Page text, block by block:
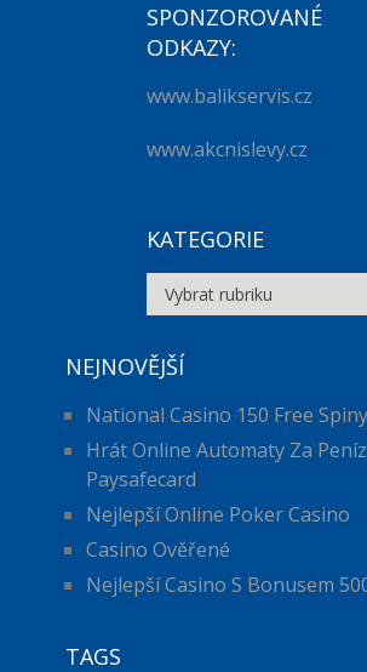
SPONZOROVANÉ
ODKAZY:
www.balikservis.cz
www.akcnislevy.cz
KATEGORIE
Kategorie
NEJNOVĚJŠÍ
National Casino 150 Free
Hrát Online Automaty Za
Paysafecard
Nejlepší Online Poker Casino
Casino Ověřené
Nejlepší Casino S Bonusem
TAGS